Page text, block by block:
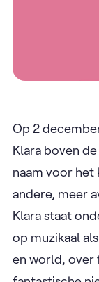
Op 2
Klara boven
naam voor het
andere, meer
Klara staat
op muzikaal
en world, over